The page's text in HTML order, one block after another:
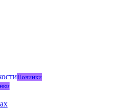
Новинки